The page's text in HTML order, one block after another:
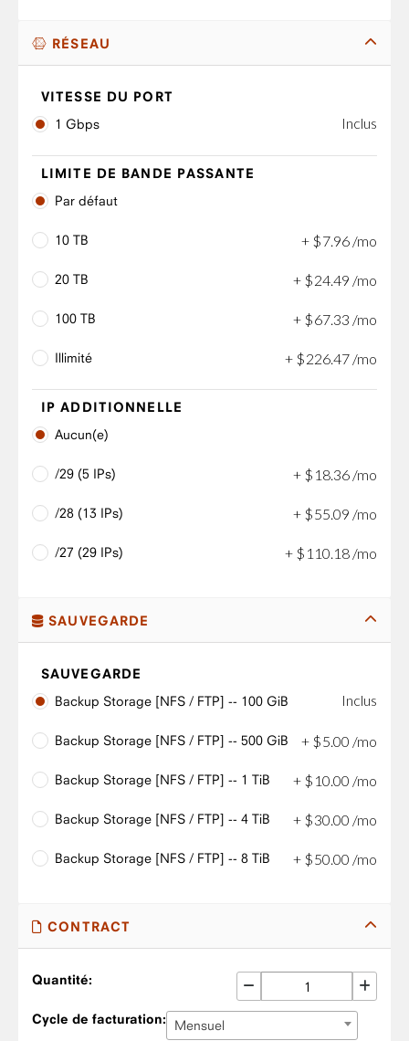
RÉSEAU
VITESSE DU PORT
1 Gbps
Inclus
LIMITE DE BANDE PASSANTE
Par défaut
10 TB + $7.96 /mo
20 TB + $24.49 /mo
100 TB + $67.33 /mo
Illimité + $226.47 /mo
IP ADDITIONNELLE
Aucun(e)
/29 (5 IPs) + $ 18.36 /mo
/28 (13 IPs) + $55.09 /mo
/27 (29 IPs) + $ 110.18 /mo
SAUVEGARDE
SAUVEGARDE
Backup Storage [NFS / FTP] -- 100 GiB
Inclus
Backup Storage [NFS / FTP] -- 500 GiB + $5.00 /mo
Backup Storage [NFS / FTP] -- 1 TiB + $ 10.00 /mo
Backup Storage [NFS / FTP] -- 4 TiB + $30.00 /mo
Backup Storage [NFS / FTP] -- 8 TiB + $50 00 /mo
CONTRACT
Quantité:
Cycle de facturation: Mensuel